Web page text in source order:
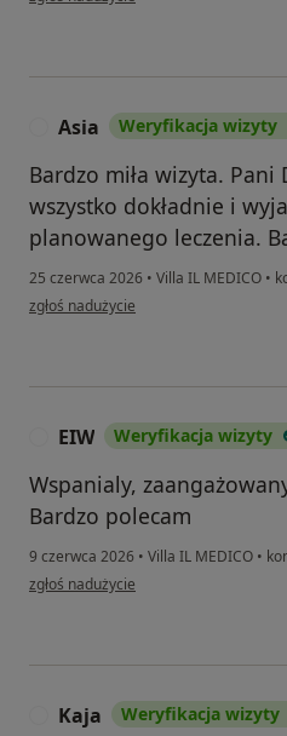
Asia Weryfikacja wizyty
Bardzo miła wizyta. Pani
wszystko dokładnie i
planowanego leczenia.
25 czerwca 2026 • Villa IL MEDICO •
w opinii użytkownika Asia
zgłoś nadużycie
EIW Weryfikacja wizyty
Wspanialy,
Bardzo polecam
9 czerwca 2026 • Villa IL MEDICO •
w opinii użytkownika EIW
zgłoś nadużycie
Kaja Weryfikacja wizyty